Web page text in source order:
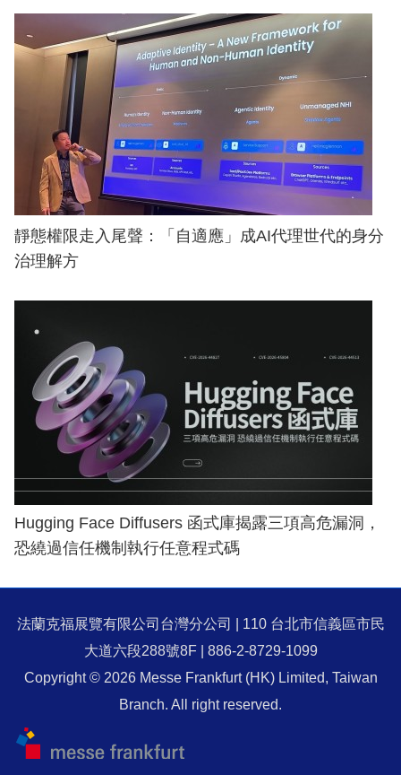
靜態權限走入尾聲：「自適應」成AI代理世代的身分
治理解方
Hugging Face Diffusers 函式庫揭露三項高危漏洞，
恐繞過信任機制執行任意程式碼
法蘭克福展覽有限公司台灣分公司 | 110 台北市信義區市民
大道六段288號8F | 886-2-8729-1099
Copyright © 2026 Messe Frankfurt (HK) Limited, Taiwan
Branch. All right reserved.